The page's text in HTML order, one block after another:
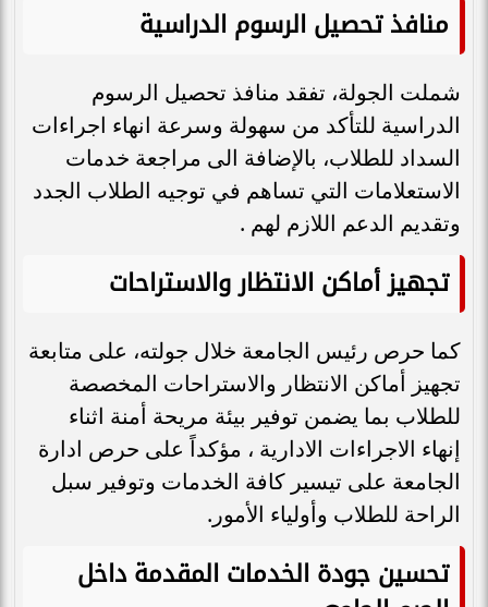
منافذ تحصيل الرسوم الدراسية
شملت الجولة، تفقد منافذ تحصيل الرسوم
الدراسية للتأكد من سهولة وسرعة انهاء اجراءات
السداد للطلاب، بالإضافة الى مراجعة خدمات
الاستعلامات التي تساهم في توجيه الطلاب الجدد
وتقديم الدعم اللازم لهم .
تجهيز أماكن الانتظار والاستراحات
كما حرص رئيس الجامعة خلال جولته، على متابعة
تجهيز أماكن الانتظار والاستراحات المخصصة
للطلاب بما يضمن توفير بيئة مريحة أمنة اثناء
إنهاء الاجراءات الادارية ، مؤكداً على حرص ادارة
الجامعة على تيسير كافة الخدمات وتوفير سبل
الراحة للطلاب وأولياء الأمور.
تحسين جودة الخدمات المقدمة داخل